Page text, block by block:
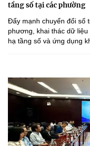
tầng số tại các phường
Đẩy mạnh chuyển đổi số
phương, khai thác dữ
hạ tầng số và ứng dụng